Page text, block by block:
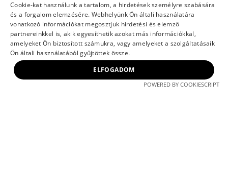
valósított meg 7 országban, 2 millió
négyzetméter GBA-n. Negyed
évszázados fennállása alatt több mint
50 rangos díjat nyert el.
HUNGARIAN
ENGLISH
Cookie-kat használunk a tartalom, a hirdetések személyre szabására
és a forgalom elemzésére. Webhelyünk Ön általi használatára
vonatkozó információkat megosztjuk hirdetési és elemző
partnereinkkel is, akik egyesíthetik azokat más információkkal,
amelyeket Ön biztosított számukra, vagy amelyeket a szolgáltatásaik
Ön általi használatából gyűjtöttek össze.
ELFOGADOM
POWERED BY COOKIESCRIPT